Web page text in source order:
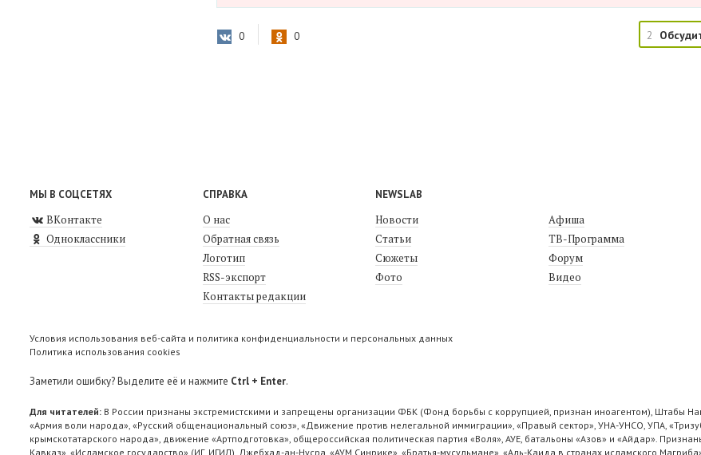
0 0 2
МЫ В СОЦСЕТЯХ
ВКонтакте
Одноклассники
СПРАВКА
О нас
Обратная связь
Логотип
RSS-экспорт
Контакты редакции
NEWSLAB
Новости
Статьи
Сюжеты
Фото
Афиша
ТВ-Программа
Форум
Видео
Условия использования веб-сайта и политика конфиденциальности и персональных данных
Политика использования cookies
Заметили ошибку? Выделите её и нажмите Ctrl + Enter.
Для читателей: В России признаны экстремистскими и запрещены организации ФБК (Фонд борьбы с коррупцией, признан иноагентом), Штабы
«Армия воли народа», «Русский общенациональный союз», «Движение против нелегальной иммиграции», «Правый сектор», УНА-УНСО, УПА,
крымскотатарского народа», движение «Артподготовка», общероссийская политическая партия «Воля», АУЕ, батальоны «Азов» и «Айдар».
Кавказ», «Исламское государство» (ИГ, ИГИЛ), Джебхад-ан-Нусра, «АУМ Синрике», «Братья-мусульмане», «Аль-Каида в странах исламского